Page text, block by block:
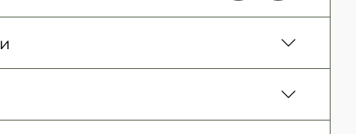
Наложенный платеж только для заказов